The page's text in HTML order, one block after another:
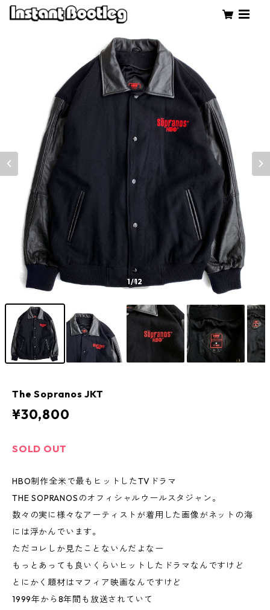
1/12
The Sopranos JKT
¥30,800
SOLD OUT
HBO制作全米で最もヒットしたTVドラマ
THE SOPRANOSのオフィシャルウールスタジャン。
数々の実に様々なアーティストが着用した画像がネットの海
には浮かんでいます。
ただコレしか見たことないんだよなー
もっとあっても良いくらいヒットしたドラマなんですけど
とにかく題材はマフィア映画なんですけど
1999年から8年間も放送されていて